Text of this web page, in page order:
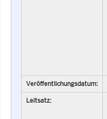
Veröffentlichungsdatum:
Leitsatz: